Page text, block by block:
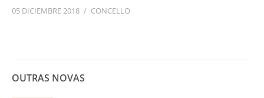
05 DICIEMBRE 2018 / CONCELLO
OUTRAS NOVAS